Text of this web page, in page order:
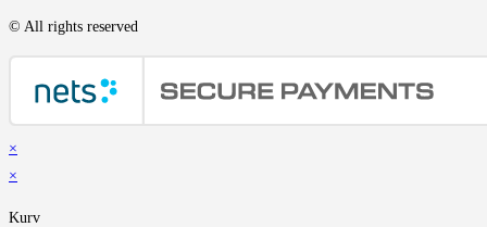
© All rights reserved
×
×
Kurv